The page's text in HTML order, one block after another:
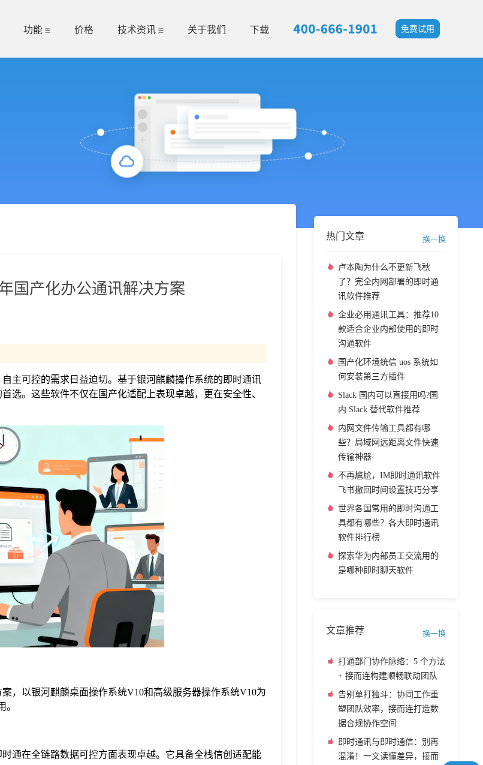
功能 价格 技术资讯 关于我们 下载 免费试用
国产化办公通讯解决方案
主可控的需求日益迫切。基于银河麒麟操作系统的即时通讯
选。这些软件不仅在国产化适配上表现卓越，更在安全性、
，以银河麒麟桌面操作系统V10和高级服务器操作系统V10为
通在全链路数据可控方面表现卓越。它具备全栈信创适配能
热门文章 换一换
卢本陶为什么不更新飞秋
了？完全内网部署的即时通
讯软件推荐
企业必用通讯工具：推荐10
款适合企业内部使用的即时
沟通软件
国产化环境统信 uos 系统如
何安装第三方插件
Slack 国内可以直接用吗?国
内 Slack 替代软件推荐
内网文件传输工具都有哪
些？局域网远距离文件快速
传输神器
不再尴尬，IM即时通讯软件
飞书撤回时间设置技巧分享
世界各国常用的即时沟通工
具都有哪些？各大即时通讯
软件排行榜
探索华为内部员工交流用的
是哪种即时聊天软件
文章推荐 换一换
打通部门协作脉络：5 个方法
+ 接而连构建顺畅联动团队
告别单打独斗：协同工作重
塑团队效率，接而连打造数
据合规协作空间
即时通讯与即时通信：别再
混淆！一文读懂差异，接而